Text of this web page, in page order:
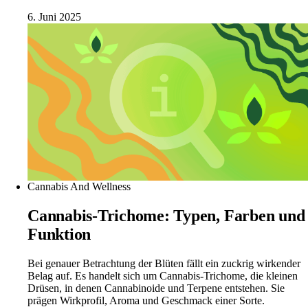
6. Juni 2025
Cannabis And Wellness
Cannabis-Trichome: Typen, Farben und
Funktion
Bei genauer Betrachtung der Blüten fällt ein zuckrig wirkender
Belag auf. Es handelt sich um Cannabis-Trichome, die kleinen
Drüsen, in denen Cannabinoide und Terpene entstehen. Sie
prägen Wirkprofil, Aroma und Geschmack einer Sorte.